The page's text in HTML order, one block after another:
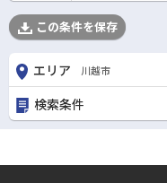
この条件を保存
エリア 川越市
検索条件